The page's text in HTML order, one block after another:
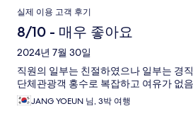
실제 이용 고객 후기
8/10 - 매우 좋아요
2024년 7월 30일
직원의 일부는 친절하였으나 일부는 경
단체관광객 홍수로 복잡하고 여유가 없음
JANG YOEUN 님, 3박 여행